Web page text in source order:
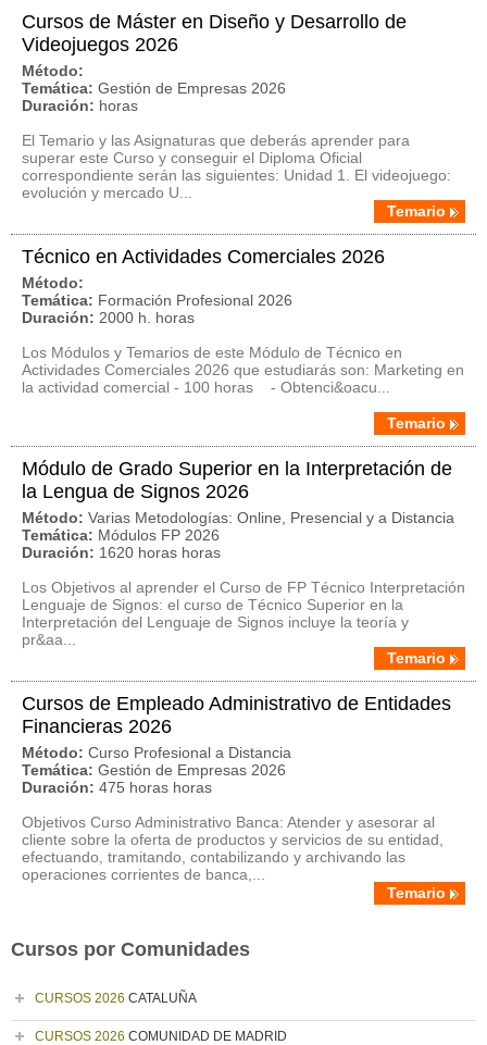
Cursos de Máster en Diseño y Desarrollo de
Videojuegos 2026
Método:
Temática: Gestión de Empresas 2026
Duración: horas
El Temario y las Asignaturas que deberás aprender para
superar este Curso y conseguir el Diploma Oficial
correspondiente serán las siguientes: Unidad 1. El videojuego:
evolución y mercado U...
Temario
Técnico en Actividades Comerciales 2026
Método:
Temática: Formación Profesional 2026
Duración: 2000 h. horas
Los Módulos y Temarios de este Módulo de Técnico en
Actividades Comerciales 2026 que estudiarás son: Marketing en
la actividad comercial - 100 horas - Obtenci&oacu...
Temario
Módulo de Grado Superior en la Interpretación de
la Lengua de Signos 2026
Método: Varias Metodologías: Online, Presencial y a Distancia
Temática: Módulos FP 2026
Duración: 1620 horas horas
Los Objetivos al aprender el Curso de FP Técnico Interpretación
Lenguaje de Signos: el curso de Técnico Superior en la
Interpretación del Lenguaje de Signos incluye la teoría y
pr&aa...
Temario
Cursos de Empleado Administrativo de Entidades
Financieras 2026
Método: Curso Profesional a Distancia
Temática: Gestión de Empresas 2026
Duración: 475 horas horas
Objetivos Curso Administrativo Banca: Atender y asesorar al
cliente sobre la oferta de productos y servicios de su entidad,
efectuando, tramitando, contabilizando y archivando las
operaciones corrientes de banca,...
Temario
Cursos por Comunidades
CURSOS 2026 CATALUÑA
CURSOS 2026 COMUNIDAD DE MADRID